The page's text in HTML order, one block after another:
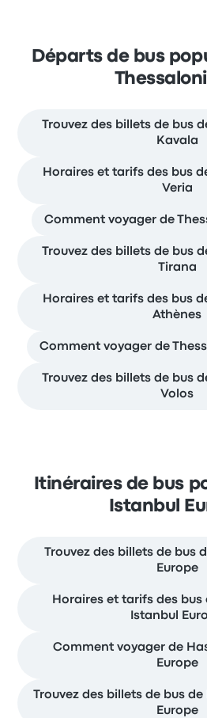
Départs de bus
Trouvez des billets de bus
Kavala
Horaires et tarifs des bus
Veria
Comment voyager de
Trouvez des billets de bus
Tirana
Horaires et tarifs des bus
Athènes
Comment voyager de
Trouvez des billets de bus
Volos
Itinéraires de bus
Istanbul
Trouvez des billets de bus
Europe
Horaires et tarifs des bus
Istanbul
Comment voyager de
Europe
Trouvez des billets de bus
Europe